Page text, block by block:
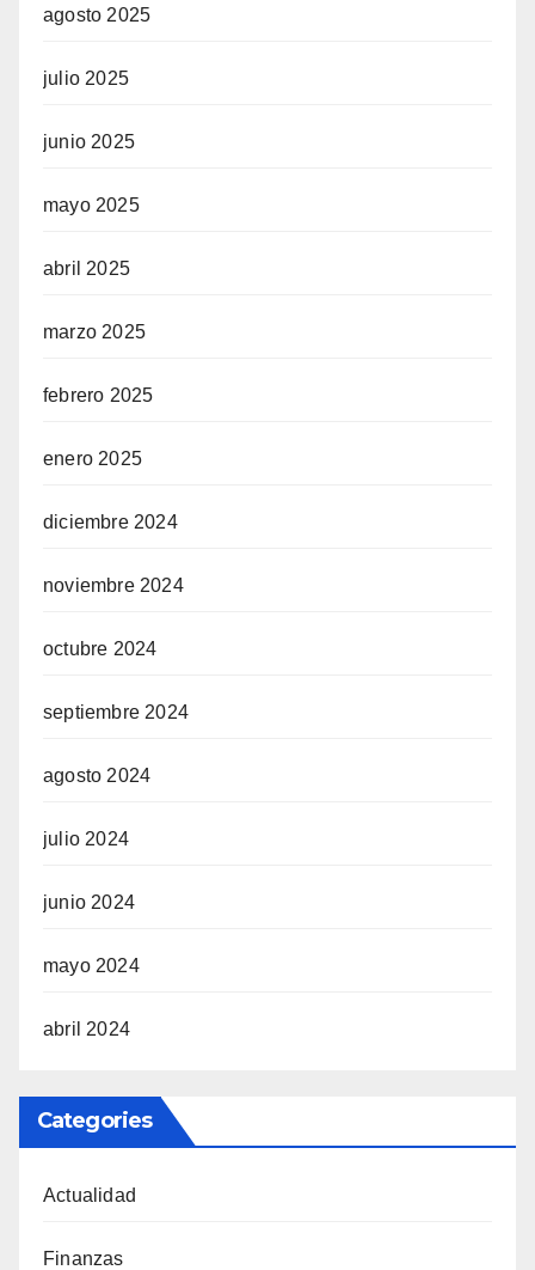
agosto 2025
julio 2025
junio 2025
mayo 2025
abril 2025
marzo 2025
febrero 2025
enero 2025
diciembre 2024
noviembre 2024
octubre 2024
septiembre 2024
agosto 2024
julio 2024
junio 2024
mayo 2024
abril 2024
Categories
Actualidad
Finanzas